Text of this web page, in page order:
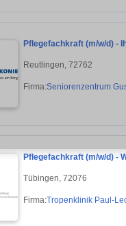
Pflegefachkraft (m/w/d) -
Reutlingen, 72762
Firma:Seniorenzentrum
Pflegefachkraft (m/w/d) -
Tübingen, 72076
Firma:Tropenklinik Paul-